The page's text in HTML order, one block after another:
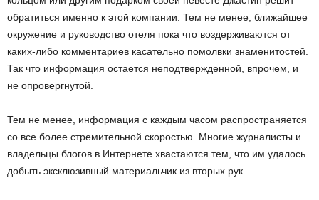
обратиться именно к этой компании. Тем не менее, ближайшее
окружение и руководство отеля пока что воздерживаются от
каких-либо комментариев касательно помолвки знаменитостей.
Так что информация остается неподтвержденной, впрочем, и
не опровергнутой.
Тем не менее, информация с каждым часом распространяется
со все более стремительной скоростью. Многие журналисты и
владельцы блогов в Интернете хвастаются тем, что им удалось
добыть эксклюзивный материальчик из вторых рук.